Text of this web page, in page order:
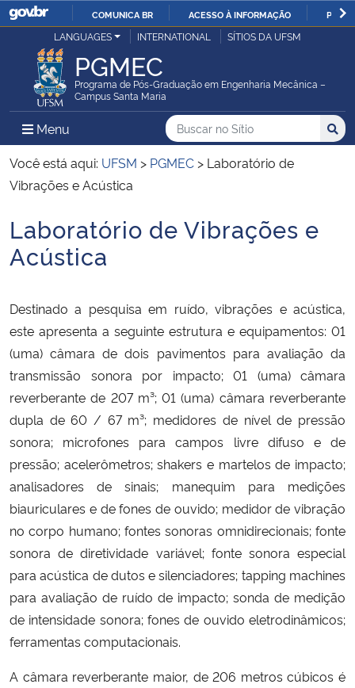
IR
O
COMUNICA BR ACESSO À INFORMAÇÃO
Ministério da Justiça e Segurança Pública
Ministério da Defesa
Ministério das Relações Exteriores
Ministério da Infraestrutura
Ministério da Educação
Ministério da Cidadania
Ministério de Minas e Energia
Ministério da Ciência, Tecnologia, Inovações e Comunicações
Ministério do Meio Ambiente
Ministério do Turismo
Ministério do Desenvolvimento Regional
LANGUAGES INTERNATIONAL SÍTIOS DA UFSM
PGMEC
Programa de Pós-Graduação em Engenharia Mecânica –
Campus Santa Maria
Menu Menu Principal do Sítio
Busca
Buscar no no Sítio
Busca:
Você está aqui: UFSM > PGMEC > Laboratório de
Vibrações e Acústica
Início do conteúdo
Laboratório de Vibrações e
Acústica
Destinado a pesquisa em ruído, vibrações e acústica,
este apresenta a seguinte estrutura e equipamentos: 01
(uma) câmara de dois pavimentos para avaliação da
transmissão sonora por impacto; 01 (uma) câmara
reverberante de 207 m³; 01 (uma) câmara reverberante
dupla de 60 / 67 m³; medidores de nível de pressão
sonora; microfones para campos livre difuso e de
pressão; acelerômetros; shakers e martelos de impacto;
analisadores de sinais; manequim para medições
biauriculares e de fones de ouvido; medidor de vibração
no corpo humano; fontes sonoras omnidirecionais; fonte
sonora de diretividade variável; fonte sonora especial
para acústica de dutos e silenciadores; tapping machines
para avaliação de ruído de impacto; sonda de medição
de intensidade sonora; fones de ouvido eletrodinâmicos;
ferramentas computacionais.
A câmara reverberante maior, de 206 metros cúbicos é